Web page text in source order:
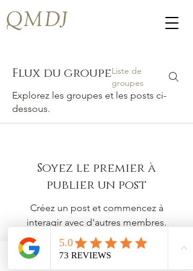
QMDJ
Flux du groupeListe de
groupes
Explorez les groupes et les posts ci-
dessous.
Soyez le premier à
publier un post
Créez un post et commencez à
interagir avec d'autres membres.